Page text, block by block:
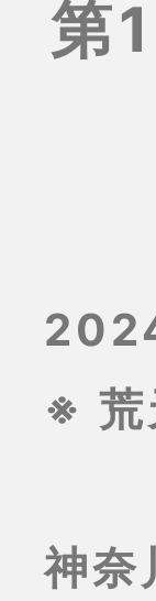
第
※ 荒
神奈